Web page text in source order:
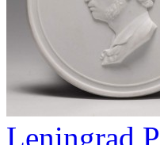
Leningrad